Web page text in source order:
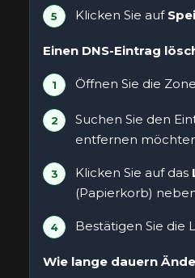
Klicken Sie auf
Einen DNS-Eintrag
Öffnen Sie die
Suchen Sie den
entfernen
Klicken Sie auf das
(Papierkorb)
Bestätigen Sie die
Wie lange dauern